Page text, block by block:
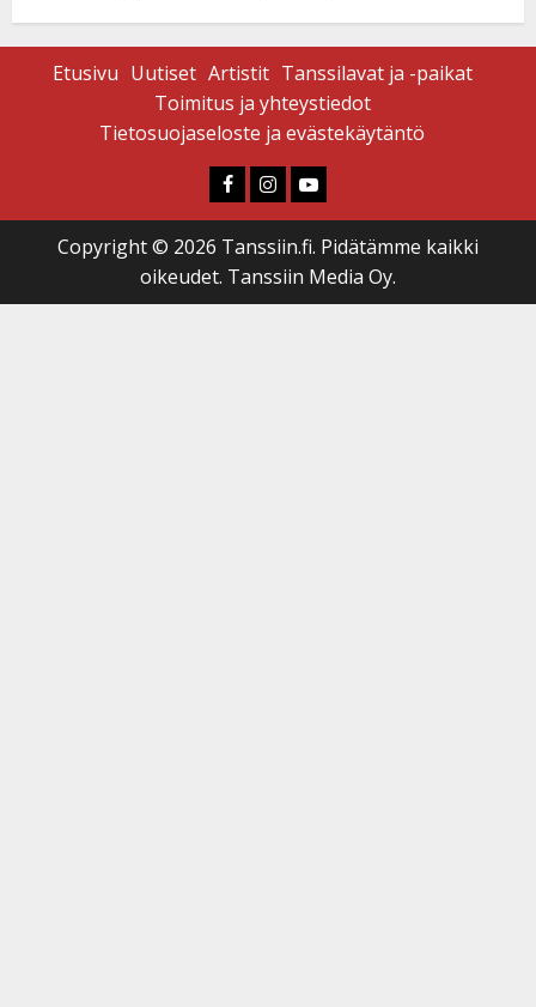
Etusivu Uutiset Artistit Tanssilavat ja -paikat
Toimitus ja yhteystiedot
Tietosuojaseloste ja evästekäytäntö
Faceboook
Instagram
Youtube
Copyright © 2026 Tanssiin.fi. Pidätämme kaikki
oikeudet. Tanssiin Media Oy.